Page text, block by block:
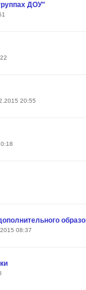
ДОУ"
20:55
08:37